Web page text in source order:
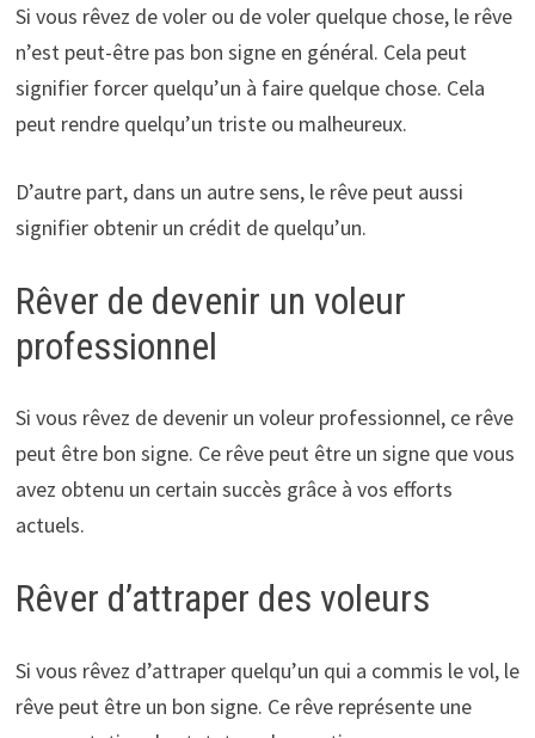
Si vous rêvez de voler ou de voler quelque chose, le rêve
n’est peut-être pas bon signe en général. Cela peut
signifier forcer quelqu’un à faire quelque chose. Cela
peut rendre quelqu’un triste ou malheureux.
D’autre part, dans un autre sens, le rêve peut aussi
signifier obtenir un crédit de quelqu’un.
Rêver de devenir un voleur
professionnel
Si vous rêvez de devenir un voleur professionnel, ce rêve
peut être bon signe. Ce rêve peut être un signe que vous
avez obtenu un certain succès grâce à vos efforts
actuels.
Rêver d’attraper des voleurs
Si vous rêvez d’attraper quelqu’un qui a commis le vol, le
rêve peut être un bon signe. Ce rêve représente une